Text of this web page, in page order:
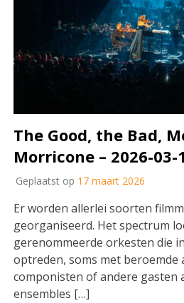
The Good, the Bad,
Morricone – 2026-
Geplaatst op 17 maart 2026
Er worden allerlei soorten
georganiseerd. Het spectrum
gerenommeerde orkesten die
optreden, soms met beroemde
componisten of andere gasten
ensembles […]